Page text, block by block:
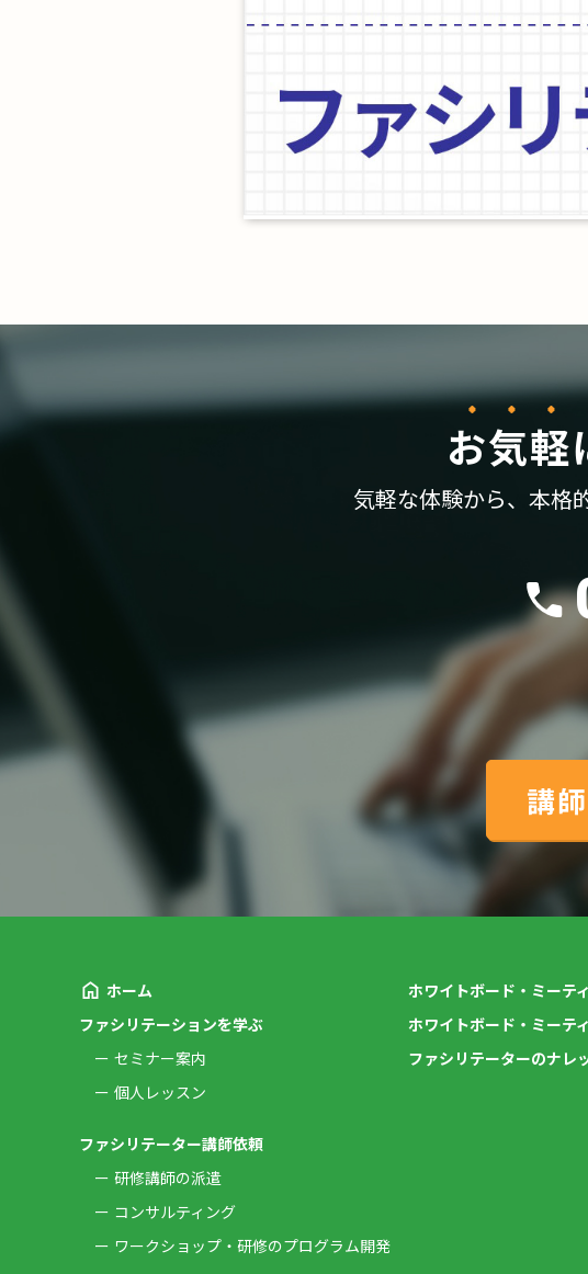
お気軽
気軽な体験から、 本格
講
ホーム
ファシリテーションを学ぶ
セミナー案内
個人レッスン
ファシリテーター講師依頼
研修講師の派遣
コンサルティング
ワークショップ・研修のプログラム開発
ホワイトボード・ミーテ
ホワイトボード・ミーテ
ファシリテーターのナレ